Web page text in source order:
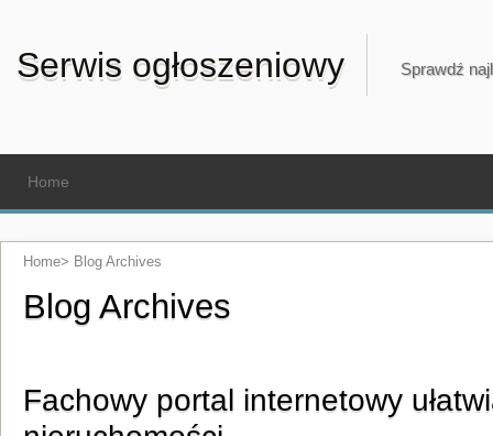
Serwis ogłoszeniowy Sprawdź
Home
Home> Blog Archives
Blog Archives
Fachowy portal internetowy